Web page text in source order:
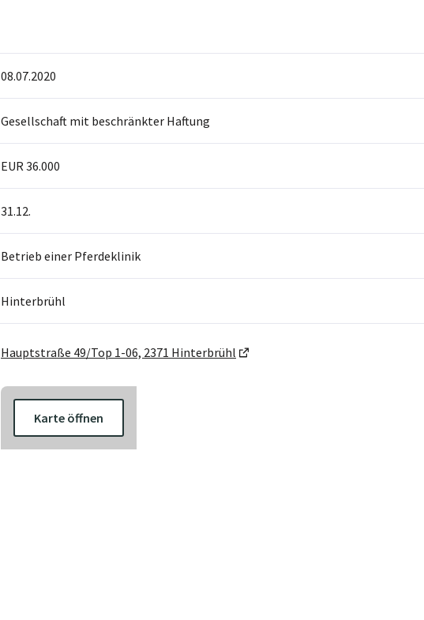
08.07.2020
Gesellschaft mit beschränkter Haftung
EUR 36.000
31.12.
Betrieb einer Pferdeklinik
Hinterbrühl
Hauptstraße 49/Top 1-06, 2371 Hinterbrühl
Karte öffnen